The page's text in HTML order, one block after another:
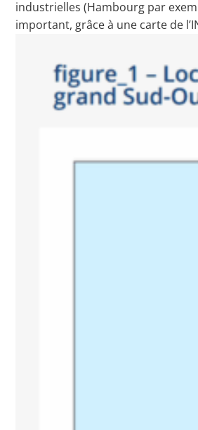
industrielles (Hambourg par
important, grâce à une carte de